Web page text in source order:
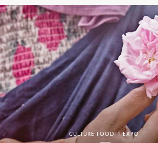
CULTURE FOOD EXPO